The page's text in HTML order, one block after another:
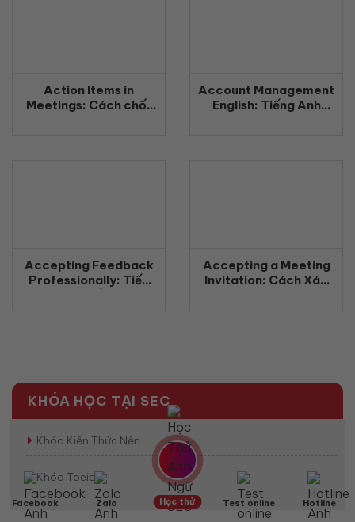
Action Items in
Meetings: Cách chốt
Account Management
English: Tiếng Anh
Accepting Feedback
Professionally: Tiếp
Accepting a Meeting
Invitation: Cách Xác
KHÓA HỌC TẠI SEC
Khóa Kiến Thức Nền
Khóa Toeic
Khóa Toeic 500-800+ LR
Facebook Zalo Học thử Test online Hotline